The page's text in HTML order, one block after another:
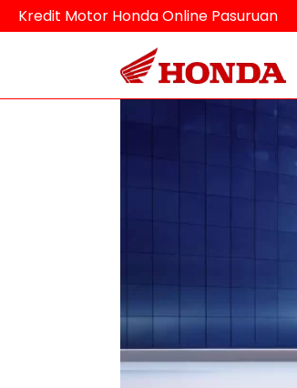
Kredit Motor Honda Online Pasuruan